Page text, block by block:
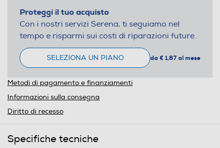
Proteggi il tuo acquisto
Con i nostri servizi Serena, ti seguiamo nel
tempo e risparmi sui costi di riparazioni future.
SELEZIONA UN PIANO da € 1,87 al mese
Metodi di pagamento e finanziamenti
Informazioni sulla consegna
Diritto di recesso
Specifiche tecniche